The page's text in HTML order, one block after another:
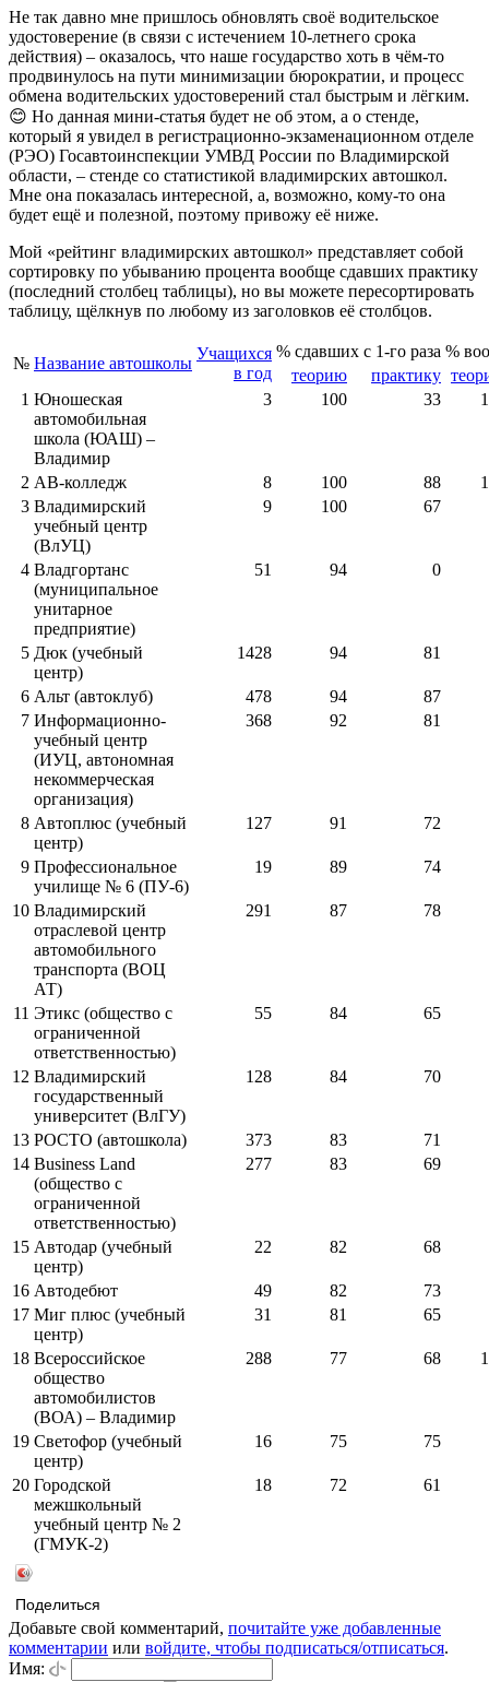
Не так давно мне пришлось обновлять своё водительское
удостоверение (в связи с истечением 10-летнего срока
действия) – оказалось, что наше государство хоть в чём-то
продвинулось на пути минимизации бюрократии, и процесс
обмена водительских удостоверений стал быстрым и лёгким.
😊 Но данная мини-статья будет не об этом, а о стенде,
который я увидел в регистрационно-экзаменационном отделе
(РЭО) Госавтоинспекции УМВД России по Владимирской
области, – стенде со статистикой владимирских автошкол.
Мне она показалась интересной, а, возможно, кому-то она
будет ещё и полезной, поэтому привожу её ниже.
Мой «рейтинг владимирских автошкол» представляет собой
сортировку по убыванию процента вообще сдавших практику
(последний столбец таблицы), но вы можете пересортировать
таблицу, щёлкнув по любому из заголовков её столбцов.
№ Название автошколы
Учащихся
в год
% сдавших с 1-го раза %
теорию
практику
1 Юношеская
автомобильная
школа (ЮАШ) –
Владимир
3 100 33
2 АВ-колледж 8 100 88
3 Владимирский
учебный центр
(ВлУЦ)
9 100 67
4 Владгортанс
(муниципальное
унитарное
предприятие)
51 94 0
5 Дюк (учебный
центр)
1428 94 81
6 Альт (автоклуб) 478 94
87
7 Информационно-
учебный центр
(ИУЦ, автономная
некоммерческая
организация)
368 92 81
8 Автоплюс (учебный
центр)
127 91 72
9 Профессиональное
училище № 6 (ПУ-6)
19 89 74
10 Владимирский
отраслевой центр
автомобильного
транспорта (ВОЦ
АТ)
291 87 78
11 Этикс (общество с
ограниченной
ответственностью)
55 84 65
12 Владимирский
государственный
университет (ВлГУ)
128 84 70
13 РОСТО (автошкола) 373 83
71
14 Business Land
(общество с
ограниченной
ответственностью)
277 83 69
15 Автодар (учебный
центр)
22 82 68
16 Автодебют 49 82
73
17 Миг плюс (учебный
центр)
31 81 65
18 Всероссийское
общество
автомобилистов
(ВОА) – Владимир
288 77 68
19 Светофор (учебный
центр)
16 75 75
20 Городской
межшкольный
учебный центр № 2
(ГМУК-2)
18 72 61
Поделиться
Добавьте свой комментарий, почитайте уже добавленные
комментарии или войдите, чтобы подписаться/отписаться.
Имя: